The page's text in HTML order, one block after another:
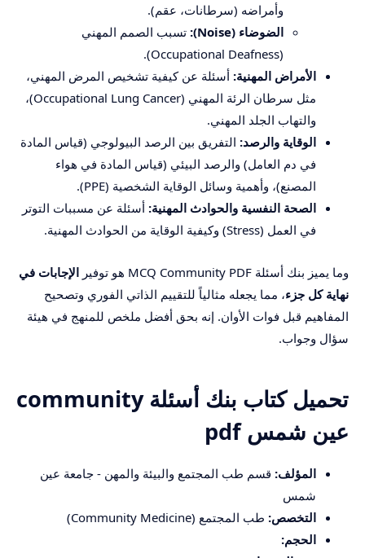
وأمراضه (سرطانات، عقم).
الضوضاء (Noise):
تسبب الصمم المهني
(Occupational Deafness).
الأمراض المهنية: أسئلة عن كيفية تشخيص المرض المهني،
مثل سرطان الرئة المهني (Occupational Lung Cancer)،
والتهاب الجلد المهني.
الوقاية والرصد: التفريق بين الرصد البيولوجي (قياس المادة
في دم العامل) والرصد البيئي (قياس المادة في هواء
المصنع)، وأهمية وسائل الوقاية الشخصية (PPE).
الصحة النفسية والحوادث المهنية: أسئلة عن مسببات التوتر
في العمل (Stress) وكيفية الوقاية من الحوادث المهنية.
وما يميز بنك أسئلة MCQ Community PDF هو توفير
الإجابات في
نهاية كل جزء، مما يجعله مثالياً للتقييم الذاتي الفوري وتصحيح
المفاهيم قبل فوات الأوان. إنه بحق أفضل ملخص للمنهج في هيئة
سؤال وجواب.
تحميل كتاب بنك أسئلة community
عين شمس pdf
المؤلف: قسم طب المجتمع والبيئة والمهن - جامعة عين
شمس
التخصص: طب المجتمع (Community Medicine)
الحجم: